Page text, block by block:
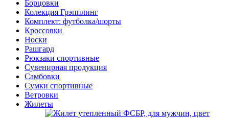
Борцовки
Колекция Грэпплинг
Комплект: футболка/шорты
Кроссовки
Носки
Рашгард
Рюкзаки спортивные
Сувенирная продукция
Самбовки
Сумки спортивные
Ветровки
Жилеты